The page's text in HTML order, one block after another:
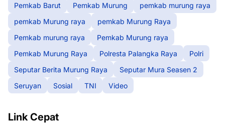
Pemkab Barut
Pemkab Murung
pemkab murung raya
pemkab Murung raya
pemkab Murung Raya
Pemkab murung raya
Pemkab Murung raya
Pemkab Murung Raya
Polresta Palangka Raya
Polri
Seputar Berita Murung Raya
Seputar Mura Seasen 2
Seruyan
Sosial TNI Video
Link Cepat